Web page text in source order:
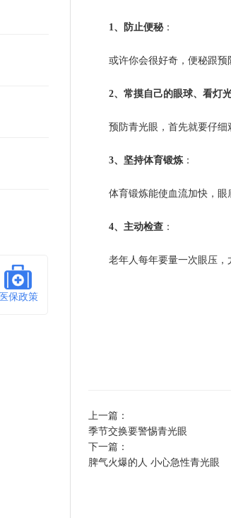
医保政策
1、防止便秘：
或许你会很好奇，便秘跟预
2、常摸自己的眼球、看灯
预防青光眼，首先就要仔细
3、坚持体育锻炼：
体育锻炼能使血流加快，眼
4、主动检查 ：
老年人每年要量一次眼压，
上一篇：
季节交换要警惕青光眼
下一篇：
脾气火爆的人 小心急性青光眼